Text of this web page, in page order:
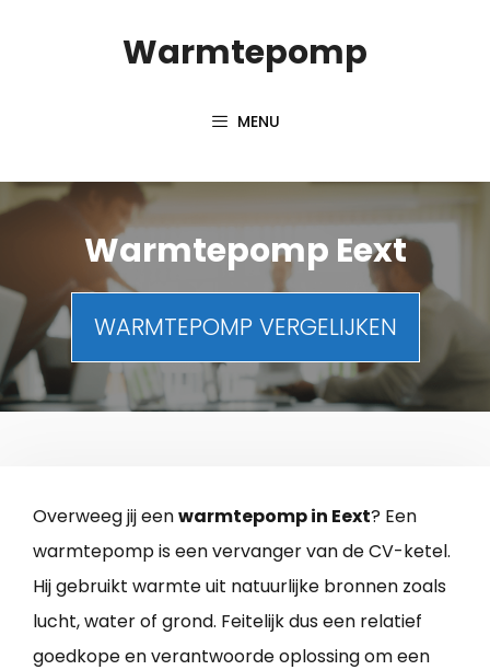
Warmtepomp
MENU
Warmtepomp Eext
WARMTEPOMP VERGELIJKEN
Overweeg jij eenwarmtepomp in Eext? Een
warmtepomp is een vervanger van de CV-ketel.
Hij gebruikt warmte uit natuurlijke bronnen zoals
lucht, water of grond. Feitelijk dus een relatief
goedkope en verantwoorde oplossing om een